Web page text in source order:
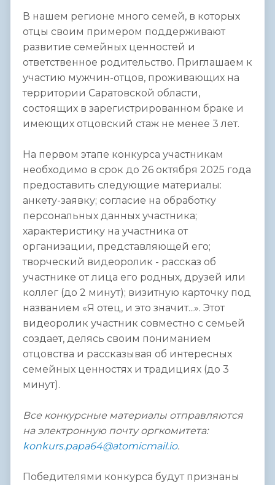
В нашем регионе много семей, в которых
отцы своим примером поддерживают
развитие семейных ценностей и
ответственное родительство. Приглашаем к
участию мужчин-отцов, проживающих на
территории Саратовской области,
состоящих в зарегистрированном браке и
имеющих отцовский стаж не менее 3 лет.
На первом этапе конкурса участникам
необходимо в срок до 26 октября 2025 года
предоставить следующие материалы:
анкету-заявку; согласие на обработку
персональных данных участника;
характеристику на участника от
организации, представляющей его;
творческий видеоролик - рассказ об
участнике от лица его родных, друзей или
коллег (до 2 минут); визитную карточку под
названием «Я отец, и это значит...». Этот
видеоролик участник совместно с семьей
создает, делясь своим пониманием
отцовства и рассказывая об интересных
семейных ценностях и традициях (до 3
минут).
Все конкурсные материалы отправляются
на электронную почту оргкомитета:
konkurs.papa64@atomicmail.io.
Победителями конкурса будут признаны